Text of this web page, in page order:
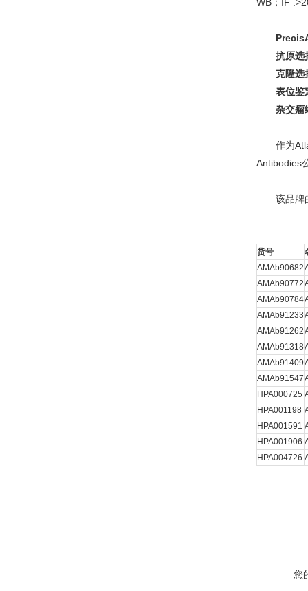
抗原选
克隆选
表位鉴
杂交瘤
作为
Antibodies
该品牌
货号
AMAb90682
AMAb90772
AMAb90784
AMAb91233
AMAb91262
AMAb91318
AMAb91409
AMAb91547
HPA000725
HPA001198
HPA001591
HPA001906
HPA004726
您